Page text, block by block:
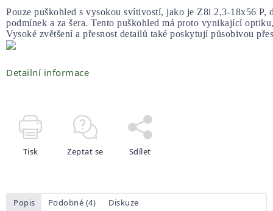
Pouze puškohled s vysokou svítivostí, jako je Z8i 2,3-18x56
podmínek a za šera. Tento puškohled má proto vynikající
Vysoké zvětšení a přesnost detailů také poskytují působivou
Detailní informace
Tisk Zeptat se Sdílet
Popis Podobné (4) Diskuze